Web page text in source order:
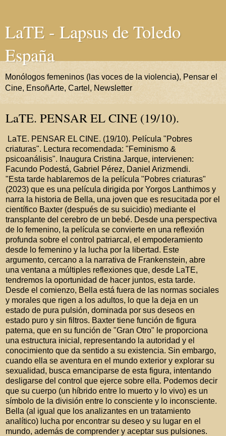
LaTE - Lapsus de Toledo
España
Monólogos femeninos (las voces de la violencia), Pensar el
Cine, EnsoñArte, Cartel, Newsletter
LaTE. PENSAR EL CINE (19/10).
LaTE. PENSAR EL CINE. (19/10). Película "Pobres
criaturas". Lectura recomendada: "Feminismo &
psicoanálisis". Inaugura Cristina Jarque, intervienen:
Facundo Podestá, Gabriel Pérez, Daniel Arizmendi.
"Esta tarde hablaremos de la película "Pobres criaturas"
(2023) que es una película dirigida por Yorgos Lanthimos y
narra la historia de Bella, una joven que es resucitada por el
científico Baxter (después de su suicidio) mediante el
transplante del cerebro de un bebé. Desde una perspectiva
de lo femenino, la película se convierte en una reflexión
profunda sobre el control patriarcal, el empoderamiento
desde lo femenino y la lucha por la libertad. Este
argumento, cercano a la narrativa de Frankenstein, abre
una ventana a múltiples reflexiones que, desde LaTE,
tendremos la oportunidad de hacer juntos, esta tarde.
Desde el comienzo, Bella está fuera de las normas sociales
y morales que rigen a los adultos, lo que la deja en un
estado de pura pulsión, dominada por sus deseos en
estado puro y sin filtros. Baxter tiene función de figura
paterna, que en su función de "Gran Otro" le proporciona
una estructura inicial, representando la autoridad y el
conocimiento que da sentido a su existencia. Sin embargo,
cuando ella se aventura en el mundo exterior y explorar su
sexualidad, busca emanciparse de esta figura, intentando
desligarse del control que ejerce sobre ella. Podemos decir
que su cuerpo (un híbrido entre lo muerto y lo vivo) es un
símbolo de la división entre lo consciente y lo inconsciente.
Bella (al igual que los analizantes en un tratamiento
analítico) lucha por encontrar su deseo y su lugar en el
mundo, además de comprender y aceptar sus pulsiones.